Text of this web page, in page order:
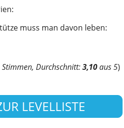
:
muss man davon leben:
Stimmen, Durchschnitt:3,10aus 5)
LEVELLISTE